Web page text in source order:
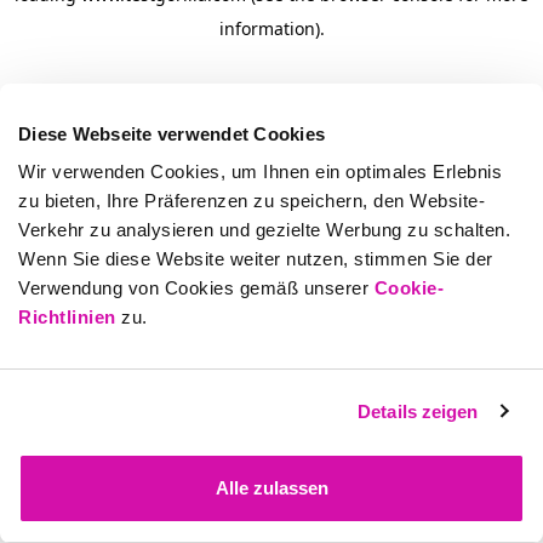
Diese Webseite verwendet Cookies
Wir verwenden Cookies, um Ihnen ein optimales Erlebnis
zu bieten, Ihre Präferenzen zu speichern, den Website-
Verkehr zu analysieren und gezielte Werbung zu schalten.
Wenn Sie diese Website weiter nutzen, stimmen Sie der
Verwendung von Cookies gemäß unserer Cookie-
Richtlinien zu.
Details zeigen
Alle zulassen
information).